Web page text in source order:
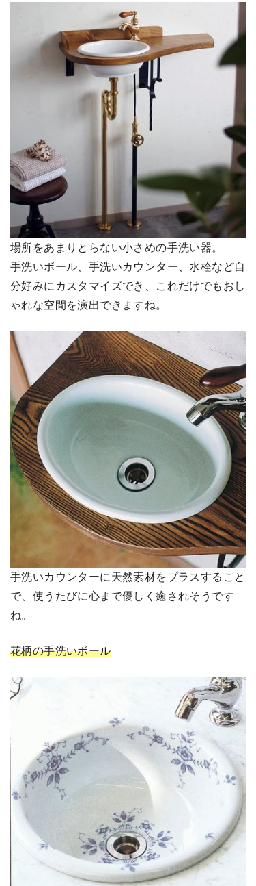
場所をあまりとらない小さめの手洗い器。
手洗いボール、手洗いカウンター、水栓など自
分好みにカスタマイズでき、これだけでもおし
ゃれな空間を演出できますね。
手洗いカウンターに天然素材をプラスすること
で、使うたびに心まで優しく癒されそうです
ね。
花柄の手洗いボール